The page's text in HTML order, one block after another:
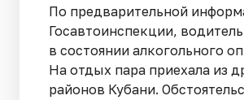
По предварительной
Госавтоинспекции,
в состоянии алкогольного
На отдых пара приехала из
районов Кубани.